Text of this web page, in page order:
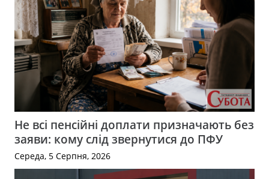
Не всі пенсійні доплати призначають без
заяви: кому слід звернутися до ПФУ
Середа, 5 Серпня, 2026